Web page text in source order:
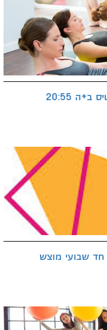
20:55
חד שבועי מוצש